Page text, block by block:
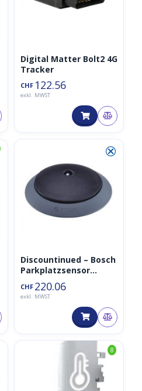
Digital Matter Bolt2 4G
Tracker
CHF 122.56
exkl. MWST
⮿
Discountinued – Bosch
Parkplatzsensor
TPS110 PLS LoRaWAN
868MHz – Modell 2021
CHF 220.06
exkl. MWST
8